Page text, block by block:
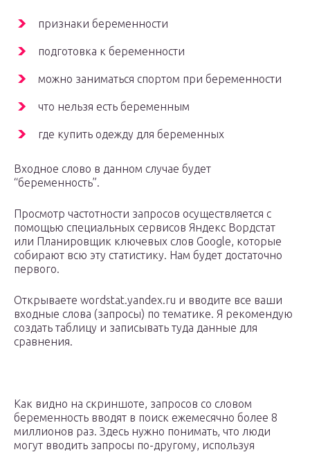
признаки беременности
подготовка к беременности
можно заниматься спортом при беременности
что нельзя есть беременным
где купить одежду для беременных
Входное слово в данном случае будет
“беременность”.
Просмотр частотности запросов осуществляется с
помощью специальных сервисов Яндекс Вордстат
или Планировщик ключевых слов Google, которые
собирают всю эту статистику. Нам будет достаточно
первого.
Открываете wordstat.yandex.ru и вводите все ваши
входные слова (запросы) по тематике. Я рекомендую
создать таблицу и записывать туда данные для
сравнения.
Как видно на скриншоте, запросов со словом
беременность вводят в поиск ежемесячно более 8
миллионов раз. Здесь нужно понимать, что люди
могут вводить запросы по-другому, используя